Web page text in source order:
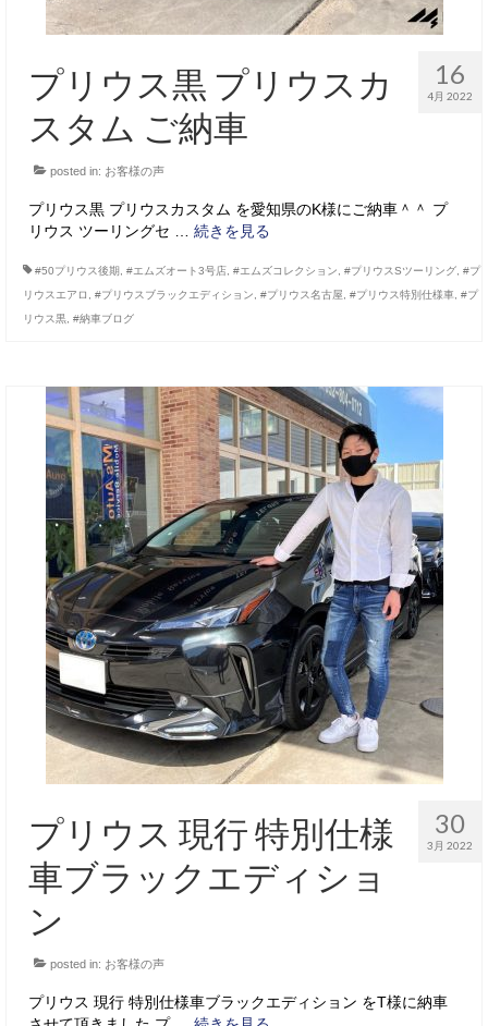
16
4月 2022
プリウス黒 プリウスカ
スタム ご納車
posted in: お客様の声
プリウス黒 プリウスカスタム を愛知県のK様にご納車＾＾ プ
リウス ツーリングセ … 続きを見る
#50プリウス後期 #エムズオート3号店 #エムズコレクション #プリウスSツーリング #プ
リウスエアロ
#プリウスブラックエディション #プリウス名古屋 #プリウス特別仕様車
#プ
リウス黒 #納車ブログ
30
3月 2022
プリウス 現行 特別仕様
車ブラックエディショ
ン
posted in: お客様の声
プリウス 現行 特別仕様車ブラックエディション をT様に納車